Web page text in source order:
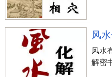
男孩子是方脸的话，且
理性化和完美主义者，都
若女士是方脸的话，通
而在感情中落魄。方脸的
有本身独立的意识和进
风
风水
解密